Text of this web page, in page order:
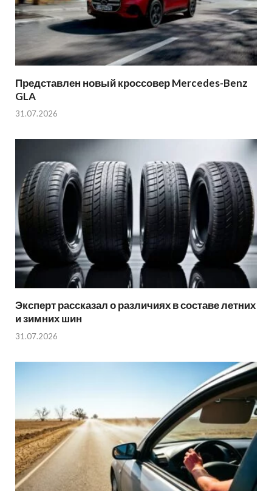
Представлен новый кроссовер Mercedes-Benz
GLA
31.07.2026
Эксперт рассказал о различиях в составе летних
и зимних шин
31.07.2026